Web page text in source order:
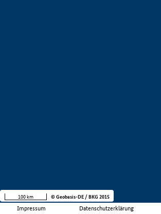
Impressum Datenschutzerklärung
100 km © Geobasis-DE / BKG 2015